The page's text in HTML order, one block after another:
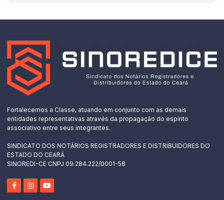
Fortalecemos a Classe, atuando em conjunto com as demais
entidades representativas através da propagação do espírito
associativo entre seus integrantes.
SINDICATO DOS NOTÁRIOS REGISTRADORES E DISTRIBUIDORES DO
ESTADO DO CEARÁ
SINOREDI-CE CNPJ 09.284.222/0001-58